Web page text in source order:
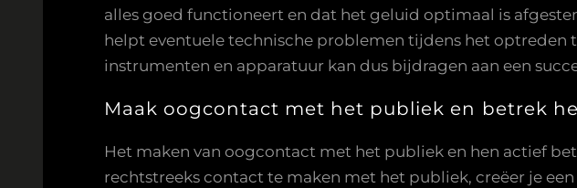
alles goed functioneert en dat het geluid optimaal is
helpt eventuele technische problemen tijdens het optreden
instrumenten en apparatuur kan dus bijdragen aan een
Maak oogcontact met het publiek en betrek
Het maken van oogcontact met het publiek en hen actief
rechtstreeks contact te maken met het publiek, creëer je